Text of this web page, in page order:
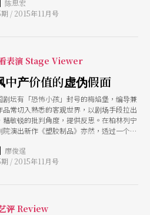
下半场决定主角的有罪与无罪。互动式的演
热潮，接下来有多个剧院将加入《恐怖》演
陈思宏
/ 2015年11月号
表演 Stage Viewer
中产价值的虚伪假面
剧坛有「恐怖小孩」封号的梅焰堡，编导兼
品常切入熟悉的客观世界，以剧场手段拉出
藉敏锐的批判角度，提供反思。在柏林列宁
院演出新作《塑胶制品》亦然，透过一个中
代社会中所产生的结构之矛盾与倾轧，从而
中产阶级的心理优越与政治正确的虚伪假
| 廖俊逞
/ 2015年11月号
评 Review